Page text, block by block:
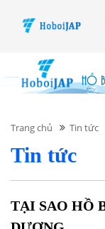
HỒ
Trang chủ Tin tức
Tin tức
TẠI SAO HỒ